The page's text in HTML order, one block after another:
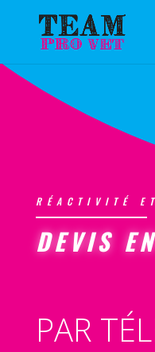
RÉACTIVITÉ
DEVIS
PAR